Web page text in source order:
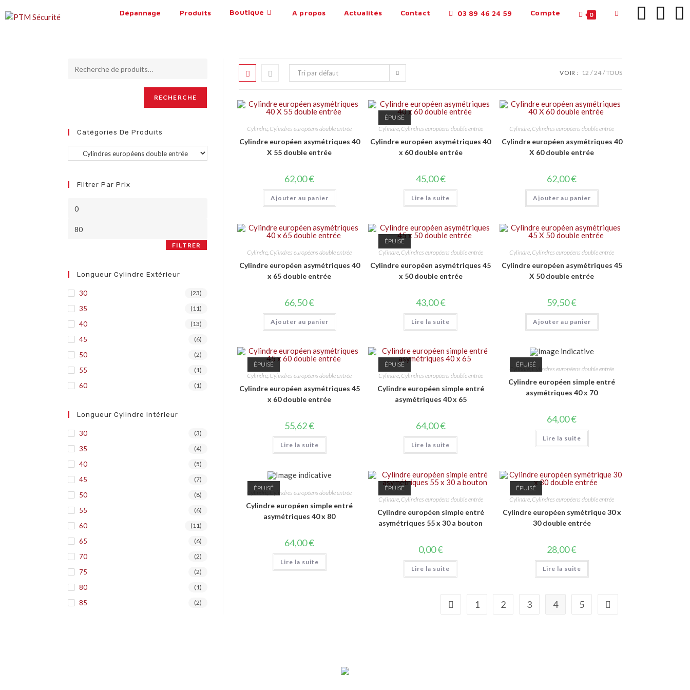
Dépannage Produits Boutique A propos Actualités Contact 03 89 46 24 59 Compte 0
Tri par défaut VOIR : 12 24 TOUS
Cylindre, Cylindres européens double entrée
Cylindre européen asymétriques 40
X 55 double entrée
62,00€
Ajouter au panier
ÉPUISÉ
Cylindre, Cylindres européens double entrée
Cylindre européen asymétriques 40
x 60 double entrée
45,00€
Lire la suite
Cylindre, Cylindres européens double entrée
Cylindre européen asymétriques 40
X 60 double entrée
62,00€
Ajouter au panier
Cylindre Cylindres européens double entrée
Cylindre européen asymétriques 40
x 65 double entrée
66,50€
Ajouter au panier
ÉPUISÉ
Cylindre, Cylindres européens double entrée
Cylindre européen asymétriques 45
x 50 double entrée
43,00€
Lire la suite
Cylindre Cylindres européens double entrée
Cylindre européen asymétriques 45
X 50 double entrée
59,50€
Ajouter au panier
ÉPUISÉ
Cylindre, Cylindres européens double entrée
Cylindre européen asymétriques 45
x 60 double entrée
55,62€
Lire la suite
ÉPUISÉ
Cylindre, Cylindres européens double entrée
Cylindre européen simple entré
asymétriques 40 x 65
64,00€
Lire la suite
ÉPUISÉ
Cylindre,Cylindres européens double entrée
Cylindre européen simple entré
asymétriques 40 x 70
64,00€
Lire la suite
ÉPUISÉ
Cylindre,Cylindres européens double entrée
Cylindre européen simple entré
asymétriques 40 x 80
64,00€
Lire la suite
ÉPUISÉ
Cylindre, Cylindres européens double entrée
Cylindre européen simple entré
asymétriques 55 x 30 a bouton
0,00€
Lire la suite
ÉPUISÉ
Cylindre Cylindres européens double entrée
Cylindre européen symétrique 30 x
30 double entrée
28,00€
Lire la suite
1 2 3 4 5
RECHERCHE
Catégories De Produits
Filtrer Par Prix
FILTRER
Longueur Cylindre Extérieur
30 (23)
35 (11)
40 (13)
45 (6)
50 (2)
55 (1)
60 (1)
Longueur Cylindre Intérieur
30 (3)
35 (4)
40 (5)
45 (7)
50 (8)
55 (6)
60 (11)
65 (6)
70 (2)
75 (2)
80 (1)
85 (2)